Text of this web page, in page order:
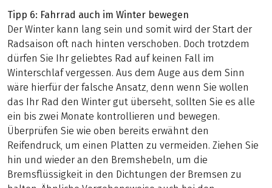
Tipp 6: Fahrrad auch im Winter bewegen
Der Winter kann lang sein und somit wird der Start der
Radsaison oft nach hinten verschoben. Doch trotzdem
dürfen Sie Ihr geliebtes Rad auf keinen Fall im
Winterschlaf vergessen. Aus dem Auge aus dem Sinn
wäre hierfür der falsche Ansatz, denn wenn Sie wollen
das Ihr Rad den Winter gut überseht, sollten Sie es alle
ein bis zwei Monate kontrollieren und bewegen.
Überprüfen Sie wie oben bereits erwähnt den
Reifendruck, um einen Platten zu vermeiden. Ziehen Sie
hin und wieder an den Bremshebeln, um die
Bremsflüssigkeit in den Dichtungen der Bremsen zu